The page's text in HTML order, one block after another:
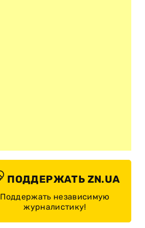
ПОДДЕРЖАТЬ ZN.UA
Поддержать независимую
журналистику!